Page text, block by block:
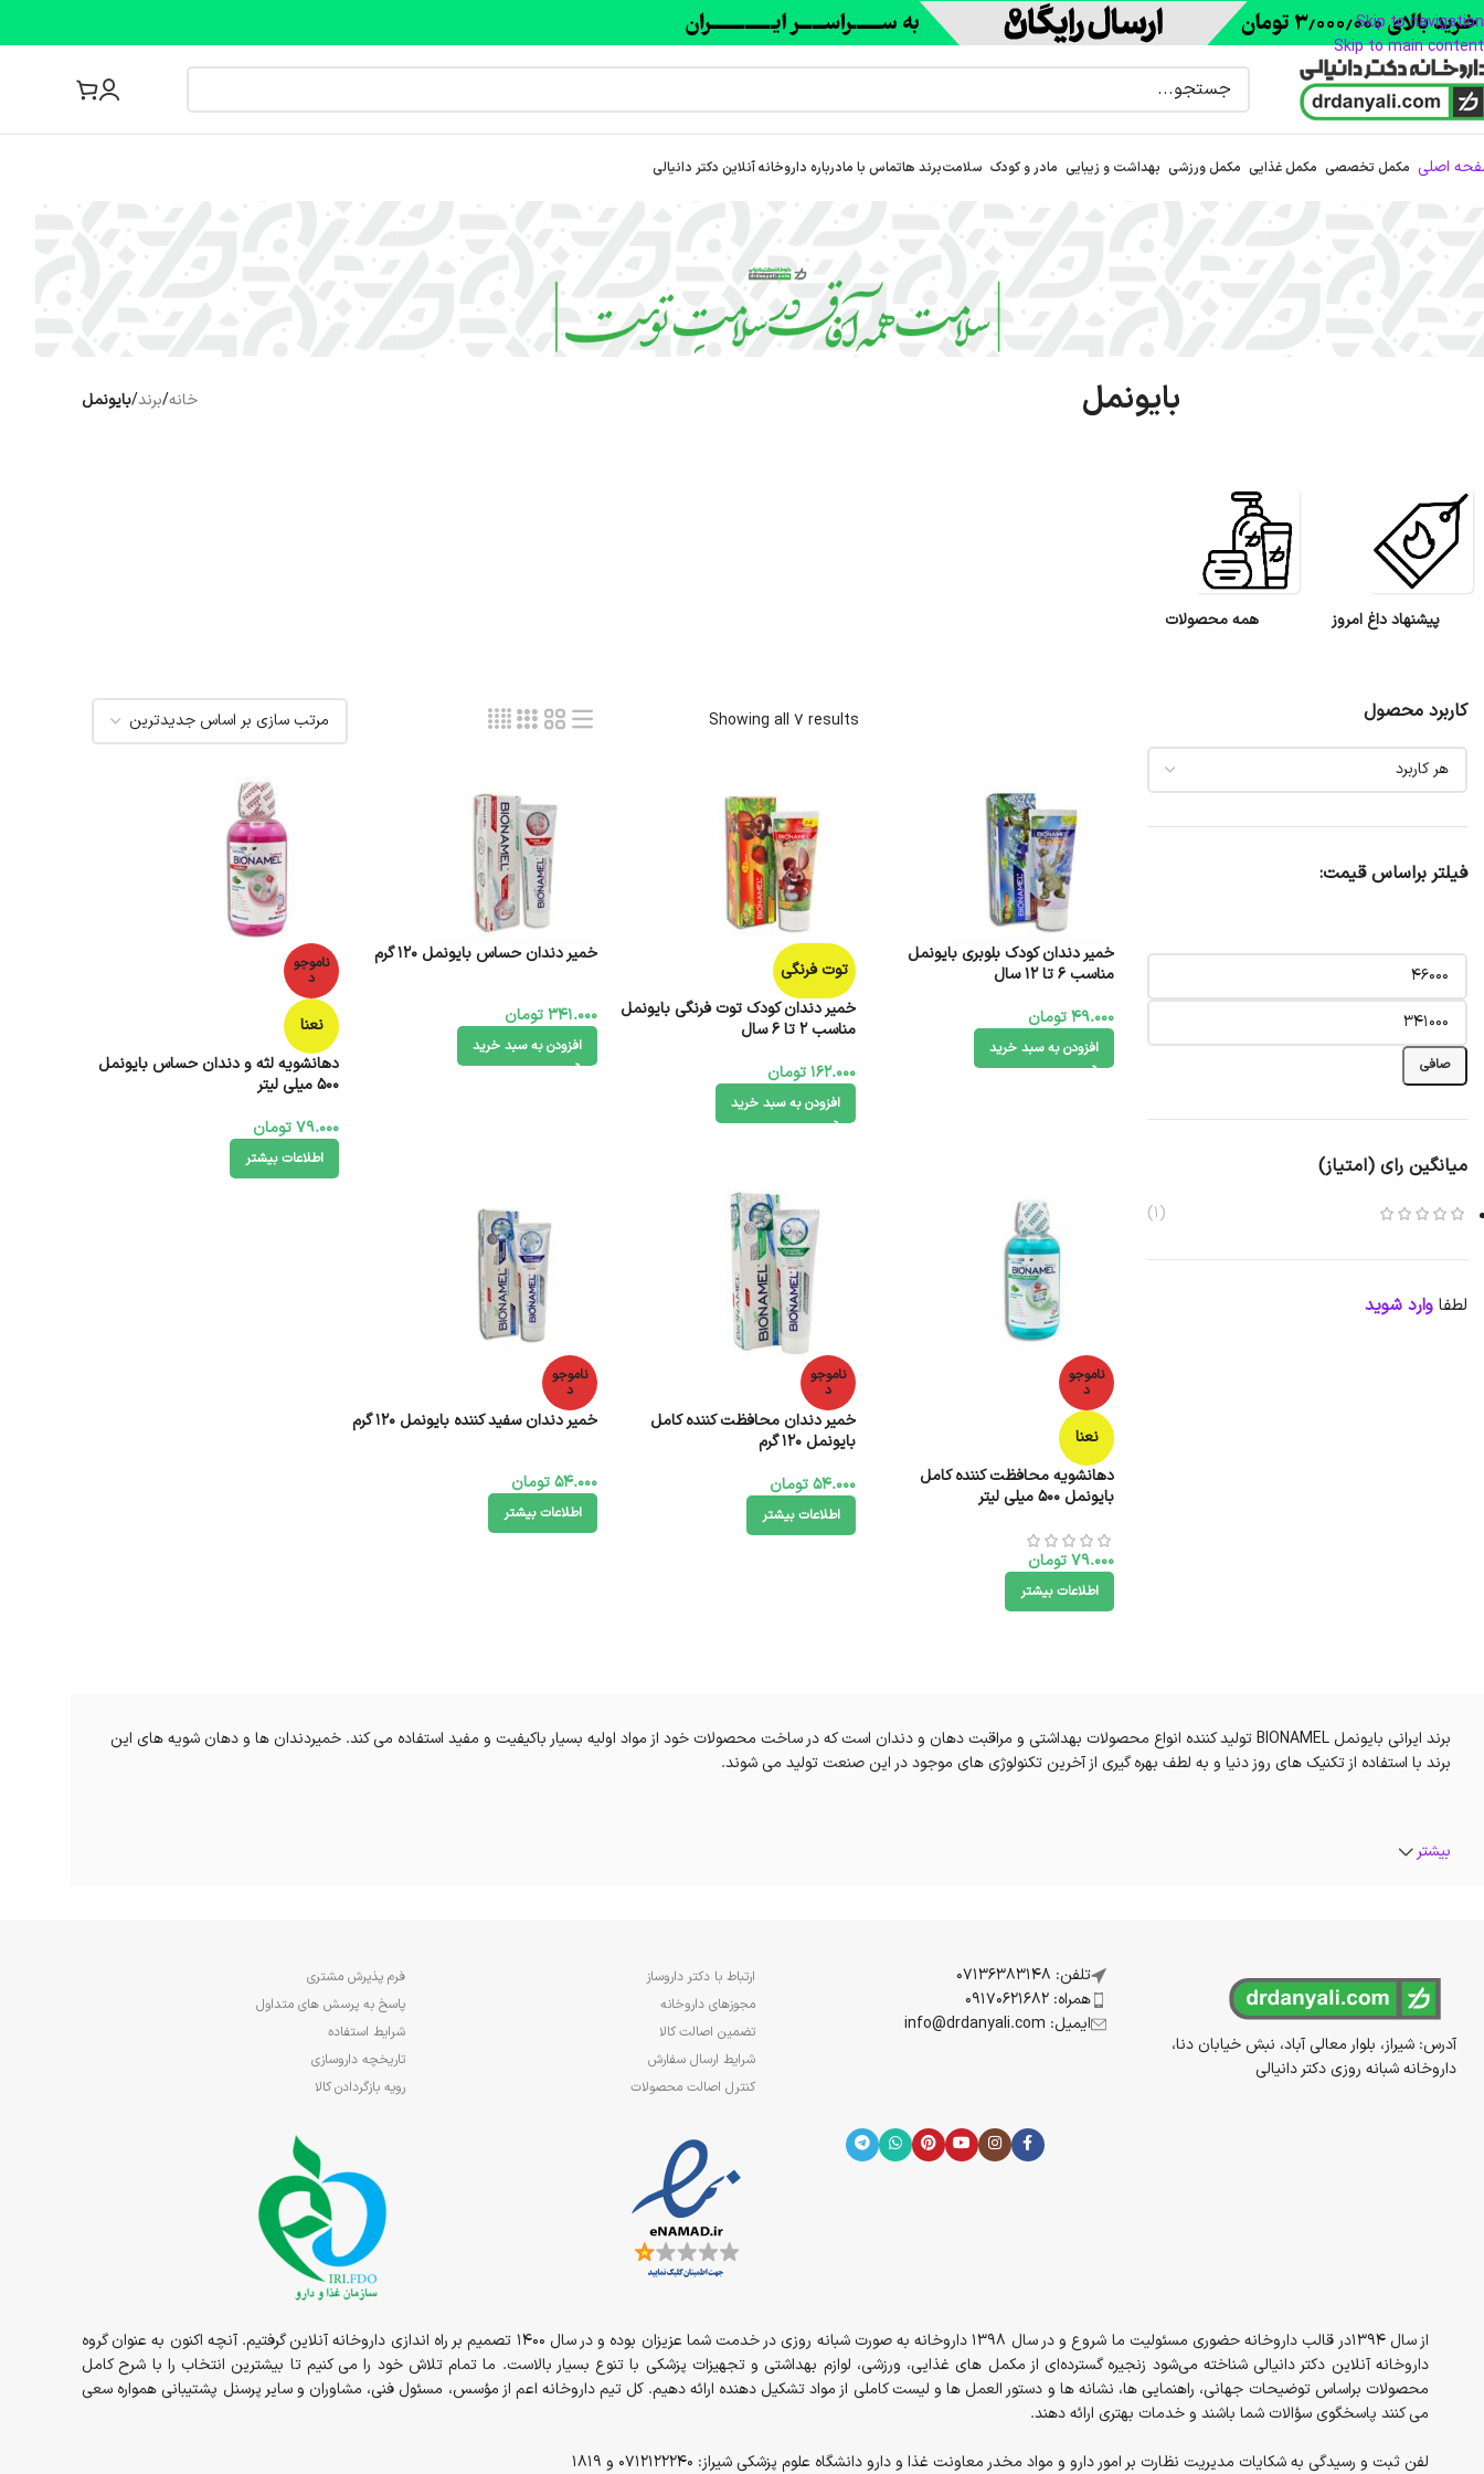
Skip to navigation
Skip to main content
اصلی مکمل تخصصی مکمل غذایی مکمل ورزشی بهداشت و زیبایی مادر و کودک سلامتبرند هاتماس با مادرباره‌ داروخانه آنلاین دکتر دانیالی
بایونمل خانه/برند/بایونمل
پیشنهاد داغ امروز همه محصولات
کاربرد محصول
فیلتر براساس قیمت:
صافی
میانگین رای (امتیاز)
(1)
لطفا وارد شوید
Showing all 7 results
خمیر دندان کودک بلوبری بایونمل
مناسب 6 تا 12 سال
49.000تومان
افزودن به سبد خرید
توت فرنگی
خمیر دندان کودک توت فرنگی بایونمل
مناسب 2 تا 6 سال
162.000تومان
افزودن به سبد خرید
خمیر دندان حساس بایونمل 120 گرم
341.000تومان
افزودن به سبد خرید
ناموجو
د
نعنا
دهانشویه لثه و دندان حساس بایونمل
500 میلی لیتر
79.000 تومان
اطلاعات بیشتر
ناموجو
د
نعنا
دهانشویه محافظت کننده کامل
بایونمل 500 میلی لیتر
79.000تومان
اطلاعات بیشتر
ناموجو
د
خمیر دندان محافظت کننده کامل
بایونمل 120 گرم
54.000تومان
اطلاعات بیشتر
ناموجو
د
خمیر دندان سفید کننده بایونمل 120 گرم
54.000تومان
اطلاعات بیشتر
برند ایرانی بایونمل BIONAMEL تولید کننده انواع محصولات بهداشتی و مراقبت دهان و دندان است که در ساخت محصولات خود از مواد اولیه بسیار باکیفیت و مفید استفاده می کند. خمیردندان ها و دهان شویه های این
برند با استفاده از تکنیک های روز دنیا و به لطف بهره گیری از آخرین تکنولوژی های موجود در این صنعت تولید می شوند.
بیشتر
آدرس: شیراز، بلوار معالی آباد، نبش خیابان دنا،
داروخانه شبانه روزی دکتر دانیالی
تلفن: 07136383148
همراه: 09170621682
ایمیل: info@drdanyali.com
ارتباط با دکتر داروساز
مجوزهای داروخانه
تضمین اصالت کالا
شرایط ارسال سفارش
کنترل اصالت محصولات
فرم پذیرش مشتری
پاسخ به پرسش های متداول
شرایط استفاده
تاریخچه داروسازی
رویه بازگردادن کالا
از سال 1394در قالب داروخانه حضوری مسئولیت ما شروع و در سال 1398 داروخانه به صورت شبانه روزی در خدمت شما عزیزان بوده و در سال 1400 تصمیم بر راه اندازی داروخانه آنلاین گرفتیم. آنچه اکنون به عنوان گروه
داروخانه آنلاین دکتر دانیالی شناخته می‌شود زنجیره گسترده‌ای از مکمل های غذایی، ورزشی، لوازم بهداشتی و تجهیزات پزشکی با تنوع بسیار بالاست. ما تمام تلاش خود را می کنیم تا بیشترین انتخاب را با شرح کامل
محصولات براساس توضیحات جهانی، راهنمایی ها، نشانه ها و دستور العمل ها و لیست کاملی از مواد تشکیل دهنده ارائه دهیم. کل تیم داروخانه اعم از مؤسس، مسئول فنی، مشاوران و سایر پرسنل پشتیبانی همواره سعی
می کنند پاسخگوی سؤالات شما باشند و خدمات بهتری ارائه دهند.
لفن ثبت و رسیدگی به شکایات مدیریت نظارت بر امور دارو و مواد مخدر معاونت غذا و دارو دانشگاه علوم پزشکی شیراز: 0712122240 و 1819